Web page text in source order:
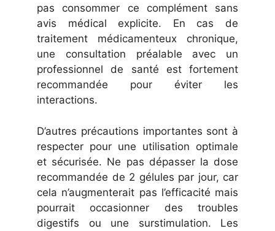
pas consommer ce complément sans
avis médical explicite. En cas de
traitement médicamenteux chronique,
une consultation préalable avec un
professionnel de santé est fortement
recommandée pour éviter les
interactions.
D’autres précautions importantes sont à
respecter pour une utilisation optimale
et sécurisée. Ne pas dépasser la dose
recommandée de 2 gélules par jour, car
cela n’augmenterait pas l’efficacité mais
pourrait occasionner des troubles
digestifs ou une surstimulation. Les